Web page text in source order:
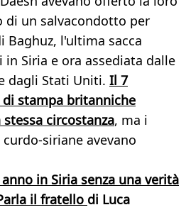
di un salvacondotto per
Baghuz, l'ultima sacca
Siria e ora assediata dalle
dagli Stati Uniti. Il 7
stampa britanniche
circostanza, ma i
siriane avevano
in Siria senza una verità
il fratello di Luca